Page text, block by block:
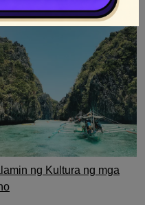
ng Kultura ng mga